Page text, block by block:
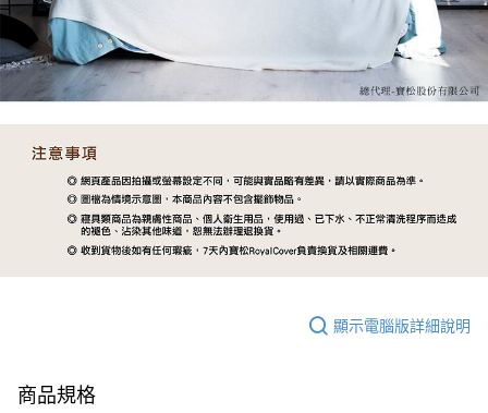
顯示電腦版詳細說明
商品規格